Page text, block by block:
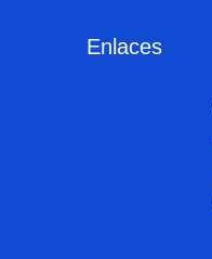
Enlaces